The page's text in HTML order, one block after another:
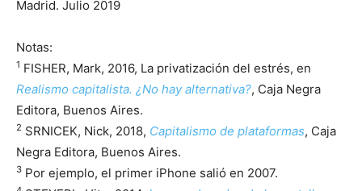
Madrid. Julio 2019
Notas:
1 FISHER, Mark, 2016, La privatización del estrés, en
Realismo capitalista. ¿No hay alternativa?, Caja Negra
Editora, Buenos Aires.
2 SRNICEK, Nick, 2018, Capitalismo de plataformas, Caja
Negra Editora, Buenos Aires.
3 Por ejemplo, el primer iPhone salió en 2007.